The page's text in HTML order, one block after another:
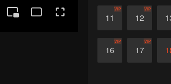
11
VIP
12
VIP
16
VIP
17
VIP